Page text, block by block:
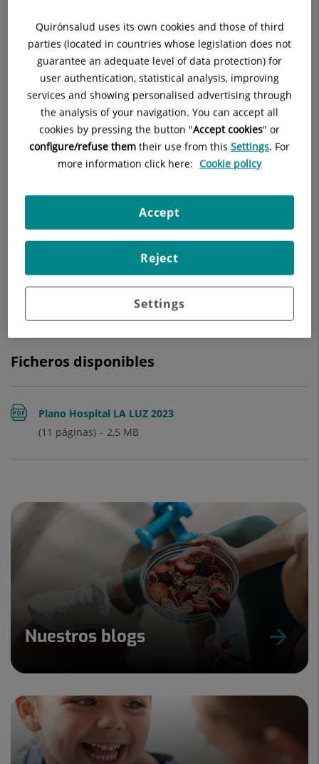
Ficheros disponibles
Plano Hospital LA LUZ 2023
2,5 MB
(11 páginas)
Nuestros blogs
Quirónsalud uses its own cookies and those of third
parties (located in countries whose legislation does not
guarantee an adequate level of data protection) for
user authentication, statistical analysis, improving
services and showing personalised advertising through
the analysis of your navigation. You can accept all
cookies by pressing the button "Accept cookies" or
configure/refuse them their use from this Settings. For
more information click here: Cookie policy
Settings
Reject
Accept